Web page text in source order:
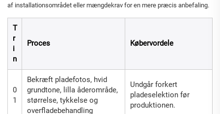
af installationsområdet eller mængdekrav for en mere præcis anbefaling.
T
r
i
n
Proces Købervordele
0
1
Bekræft pladefotos, hvid
grundtone, lilla åderområde,
størrelse, tykkelse og
overfladebehandling
Undgår forkert
pladeselektion før
produktionen.